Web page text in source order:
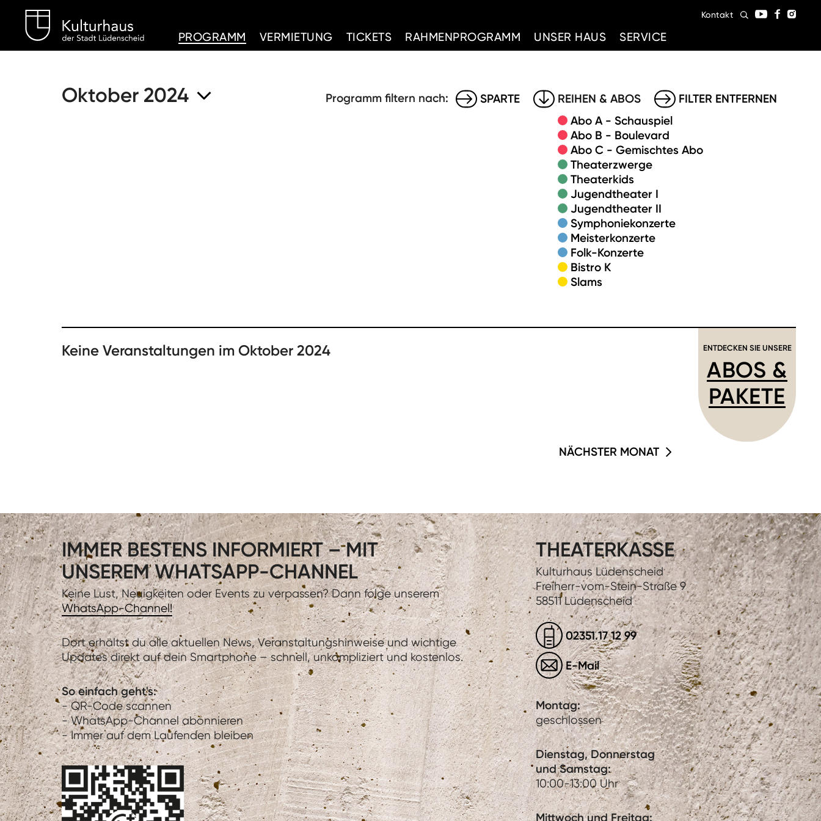
PROGRAMM
VERMIETUNG TICKETS RAHMENPROGRAMM UNSER HAUS SERVICE
Kontakt
Oktober 2024 Programm filtern nach: SPARTE
REIHEN & ABOS
Abo A - Schauspiel
Abo B - Boulevard
Abo C - Gemischtes Abo
Theaterzwerge
Theaterkids
Jugendtheater I
Jugendtheater II
Symphoniekonzerte
Meisterkonzerte
Folk-Konzerte
Bistro K
Slams
FILTER ENTFERNEN
Keine Veranstaltungen im Oktober 2024 ENTDECKEN SIE UNSERE
ABOS &
PAKETE
NÄCHSTER MONAT
IMMER BESTENS INFORMIERT – MIT
UNSEREM WHATSAPP-CHANNEL
Keine Lust, Neuigkeiten oder Events zu verpassen? Dann folge unserem
WhatsApp-Channel!
Dort erhältst du alle aktuellen News, Veranstaltungshinweise und wichtige
Updates direkt auf dein Smartphone – schnell, unkompliziert und kostenlos.
So einfach geht's:
- QR-Code scannen
- WhatsApp-Channel abonnieren
- Immer auf dem Laufenden bleiben
THEATERKASSE
Kulturhaus Lüdenscheid
Freiherr-vom-Stein-Straße 9
58511 Lüdenscheid
02351.17 12 99
E-Mail
Montag:
geschlossen
Dienstag, Donnerstag
und Samstag:
10:00-13:00 Uhr
Mittwoch und Freitag: